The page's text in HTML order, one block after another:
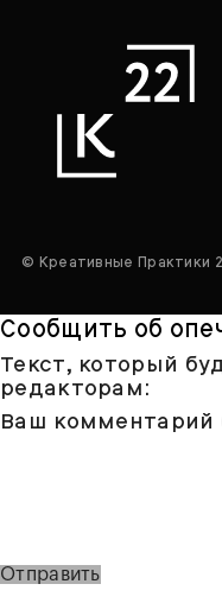
© Креативные Практики
Сообщить об
Текст, который
редакторам:
Ваш комментарий
Отправить